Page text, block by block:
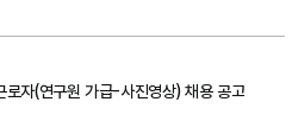
로자(연구원 가급-사진영상) 채용 공고